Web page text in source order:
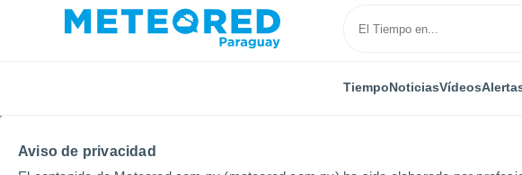
Aviso de privacidad
TiempoNoticiasVídeos